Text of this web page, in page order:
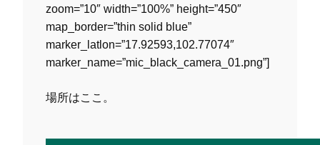
zoom=”10″ width=”100%” height=”450″
map_border=”thin solid blue”
marker_latlon=”17.92593,102.77074″
marker_name=”mic_black_camera_01.png”]
場所はここ。